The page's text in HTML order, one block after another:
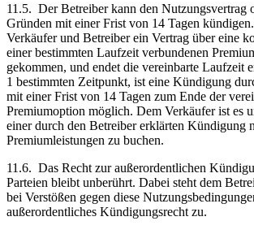
11.5. Der Betreiber kann den Nutzungsvertrag
Gründen mit einer Frist von 14 Tagen
Verkäufer und Betreiber ein Vertrag über eine
einer bestimmten Laufzeit verbundenen
gekommen, und endet die vereinbarte Laufzeit
1 bestimmten Zeitpunkt, ist eine Kündigung
mit einer Frist von 14 Tagen zum Ende der
Premiumoption möglich. Dem Verkäufer ist es
einer durch den Betreiber erklärten Kündigung
Premiumleistungen zu buchen.
11.6. Das Recht zur außerordentlichen
Parteien bleibt unberührt. Dabei steht dem
bei Verstößen gegen diese
außerordentliches Kündigungsrecht zu.